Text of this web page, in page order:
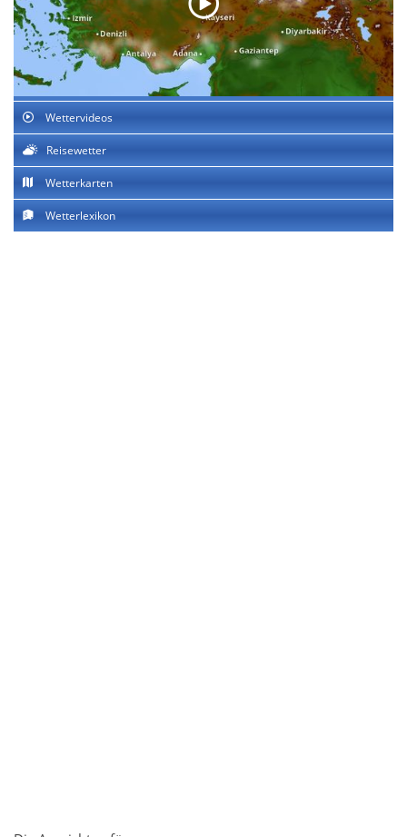
Wettervideos
Reisewetter
Wetterkarten
Wetterlexikon